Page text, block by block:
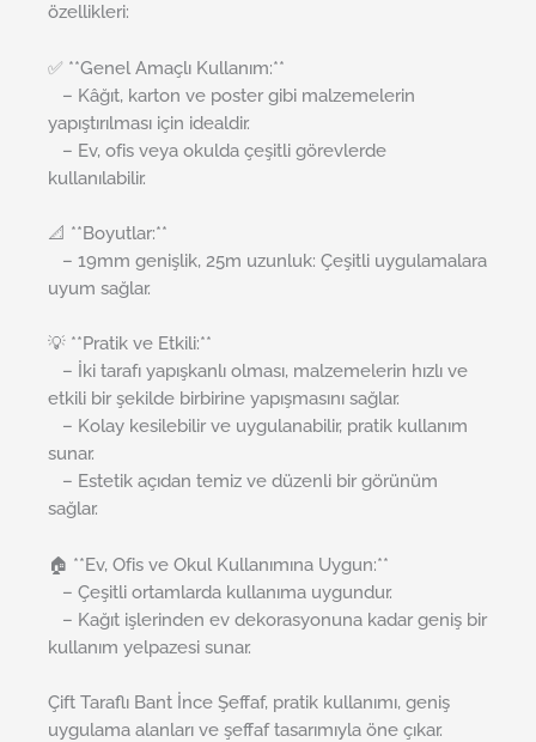
özellikleri:
✅ **Genel Amaçlı Kullanım:**
– Kâğıt, karton ve poster gibi malzemelerin
yapıştırılması için idealdir.
– Ev, ofis veya okulda çeşitli görevlerde
kullanılabilir.
📐 **Boyutlar:**
– 19mm genişlik, 25m uzunluk: Çeşitli uygulamalara
uyum sağlar.
💡 **Pratik ve Etkili:**
– İki tarafı yapışkanlı olması, malzemelerin hızlı ve
etkili bir şekilde birbirine yapışmasını sağlar.
– Kolay kesilebilir ve uygulanabilir, pratik kullanım
sunar.
– Estetik açıdan temiz ve düzenli bir görünüm
sağlar.
🏠 **Ev, Ofis ve Okul Kullanımına Uygun:**
– Çeşitli ortamlarda kullanıma uygundur.
– Kağıt işlerinden ev dekorasyonuna kadar geniş bir
kullanım yelpazesi sunar.
Çift Taraflı Bant İnce Şeffaf, pratik kullanımı, geniş
uygulama alanları ve şeffaf tasarımıyla öne çıkar.